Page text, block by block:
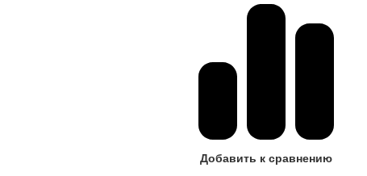
Добавить к сравнению